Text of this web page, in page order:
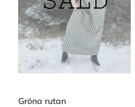
Gröna rutan